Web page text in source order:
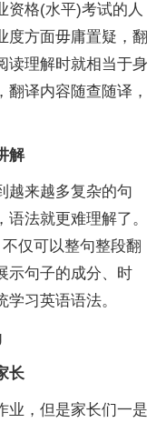
资格(水平)考试的人
度方面毋庸置疑，翻
读理解时就相当于身
译内容随查随译，
解
越来越多复杂的句
法就更难理解了。
仅可以整句整段翻
示句子的成分、时
习英语语法。
长
业，但是家长们一是